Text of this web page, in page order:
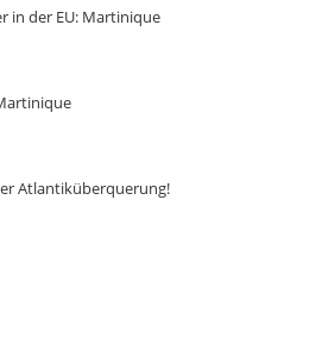
in der EU: Martinique
Atlantiküberquerung!